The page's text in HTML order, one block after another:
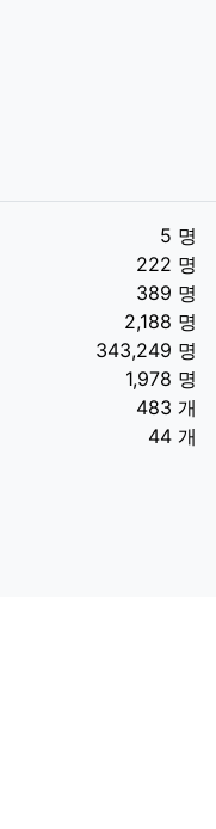
5 명
222 명
389 명
2,188 명
343,249 명
1,978 명
483 개
44 개